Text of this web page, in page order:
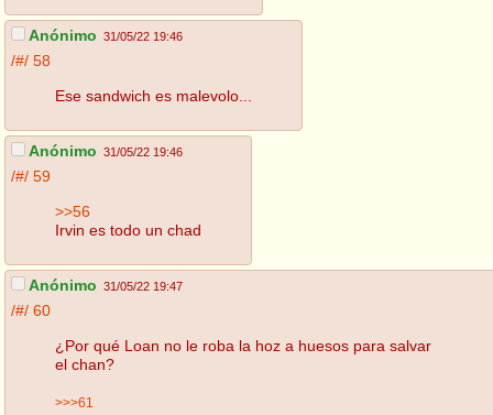
Anónimo 31/05/22 19:46
/#/ 58
Ese sandwich es malevolo...
Anónimo 31/05/22 19:46
/#/ 59
>>56
Irvin es todo un chad
Anónimo 31/05/22 19:47
/#/ 60
¿Por qué Loan no le roba la hoz a huesos para salvar
el chan?
>>>61